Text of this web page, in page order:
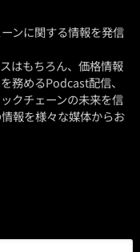
ンに関する情報を発信
はもちろん、価格情報
務めるPodcast配信、
クチェーンの未来を信
報を様々な媒体からお